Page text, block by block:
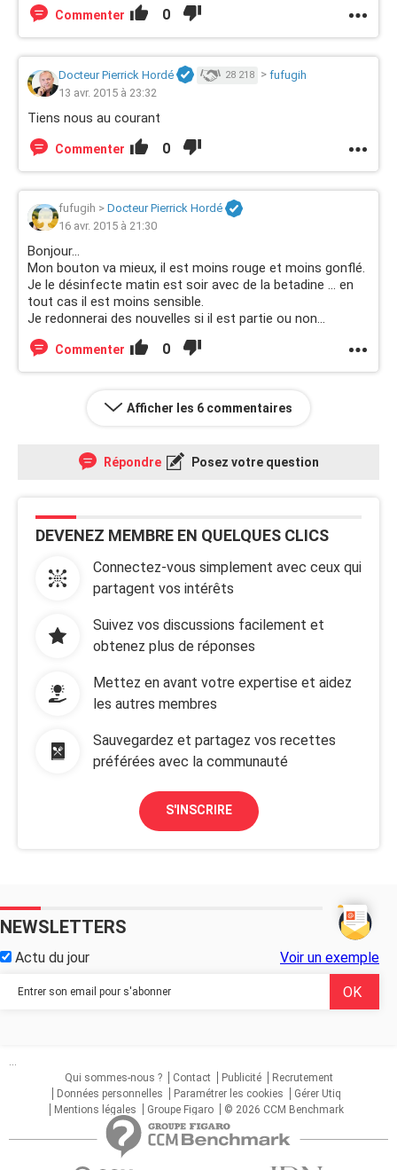
Commenter 0
Docteur Pierrick Hordé 28 218 > fufugih
13 avr. 2015 à 23:32
Tiens nous au courant
Commenter 0
fufugih > Docteur Pierrick Hordé
16 avr. 2015 à 21:30
Bonjour...
Mon bouton va mieux, il est moins rouge et moins gonflé.
Je le désinfecte matin est soir avec de la betadine ... en
tout cas il est moins sensible.
Je redonnerai des nouvelles si il est partie ou non...
Commenter 0
Afficher les 6 commentaires
Répondre Posez votre question
DEVENEZ MEMBRE EN QUELQUES CLICS
Connectez-vous simplement avec ceux qui
partagent vos intérêts
Suivez vos discussions facilement et
obtenez plus de réponses
Mettez en avant votre expertise et aidez
les autres membres
Sauvegardez et partagez vos recettes
préférées avec la communauté
S'INSCRIRE
NEWSLETTERS
Actu du jour Voir un exemple
...
Qui sommes-nous ?
Contact Publicité
Recrutement
Données personnelles
Paramétrer les cookies
Gérer Utiq
Mentions légales
Groupe Figaro © 2026 CCM Benchmark